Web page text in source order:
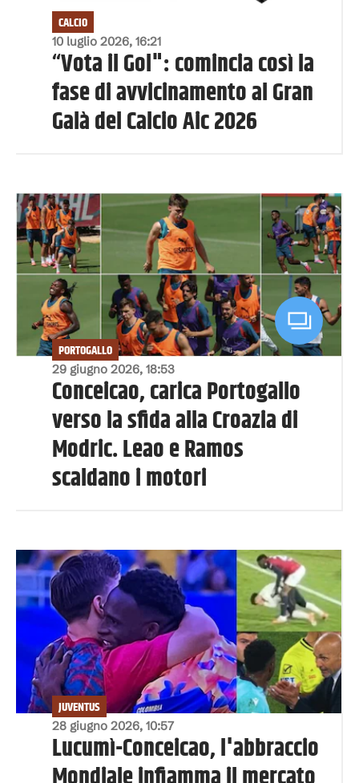
10 luglio 2026, 16:21
CALCIO
“Vota il Gol": comincia così la
fase di avvicinamento al Gran
Galà del Calcio Aic 2026
29 giugno 2026, 18:53
PORTOGALLO
Conceicao, carica Portogallo
verso la sfida alla Croazia di
Modric. Leao e Ramos
scaldano i motori
28 giugno 2026, 10:57
JUVENTUS
Lucumì-Conceicao, l'abbraccio